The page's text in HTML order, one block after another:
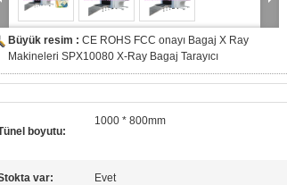
Büyük resim : CE ROHS FCC onayı Bagaj X Ray
Makineleri SPX10080 X-Ray Bagaj Tarayıcı
boyutu:
1000 * 800mm
var: Evet